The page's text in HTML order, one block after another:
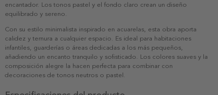
encantador. Los tonos pastel y el fondo claro crean un diseño
equilibrado y sereno.
Con su estilo minimalista inspirado en acuarelas, esta obra aporta
calidez y ternura a cualquier espacio. Es ideal para habitaciones
infantiles, guarderías o áreas dedicadas a los más pequeños,
añadiendo un encanto tranquilo y sofisticado. Los colores suaves y la
composición alegre la hacen perfecta para combinar con
decoraciones de tonos neutros o pastel.